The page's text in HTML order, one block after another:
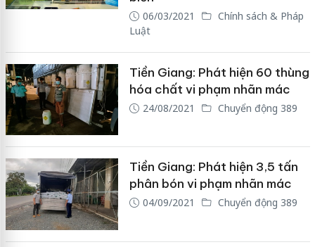
06/03/2021
Chính sách & Pháp
Luật
Tiền Giang: Phát hiện 60 thùng
hóa chất vi phạm nhãn mác
24/08/2021 Chuyển động 389
Tiền Giang: Phát hiện 3,5 tấn
phân bón vi phạm nhãn mác
04/09/2021 Chuyển động 389